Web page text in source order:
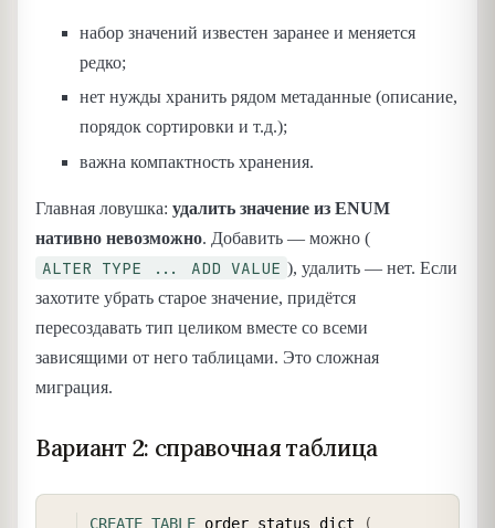
набор значений известен заранее и меняется
редко;
нет нужды хранить рядом метаданные (описание,
порядок сортировки и т.д.);
важна компактность хранения.
Главная ловушка: удалить значение из ENUM
нативно невозможно. Добавить — можно (
ALTER TYPE ... ADD VALUE ), удалить — нет. Если
захотите убрать старое значение, придётся
пересоздавать тип целиком вместе со всеми
зависящими от него таблицами. Это сложная
миграция.
Вариант 2: справочная таблица
CREATE TABLE order_status_dict (